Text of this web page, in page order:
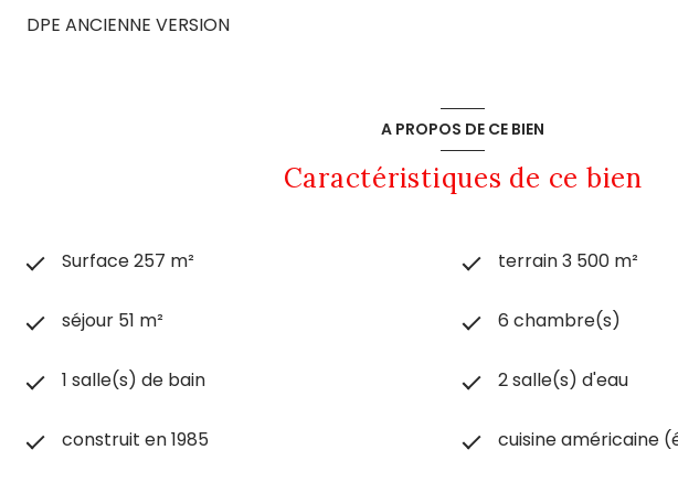
DPE ANCIENNE VERSION
A PROPOS DE CE BIEN
Caractéristiques de ce bien
Surface 257 m² terrain 3 500 m²
séjour 51 m² 6 chambre(s)
1 salle(s) de bain 2 salle(s) d'eau
construit en 1985 cuisine américaine